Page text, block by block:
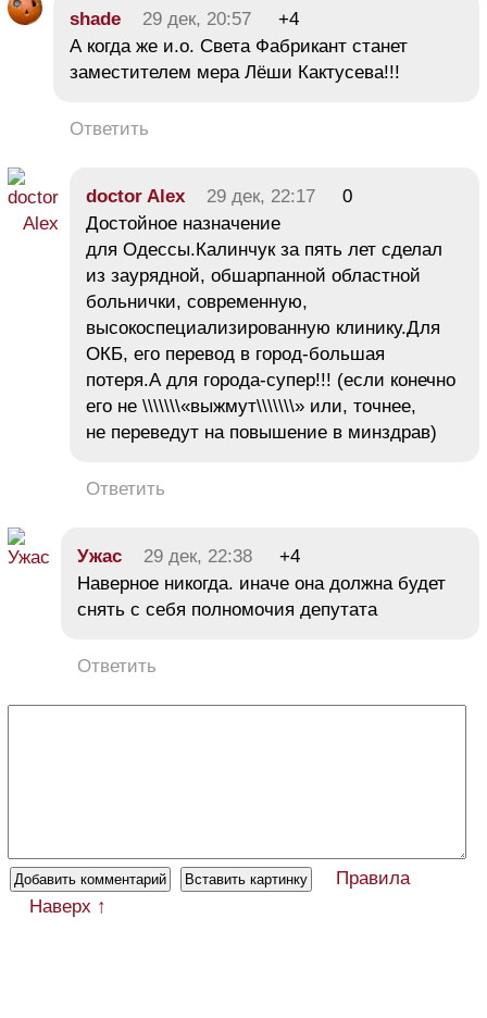
shade 29 дек, 20:57
+4
А когда же и.о. Света Фабрикант станет
заместителем мера Лёши Кактусева!!!
Ответить
doctor Alex 29 дек, 22:17
0
Достойное назначение
для Одессы.Калинчук за пять лет сделал
из заурядной, обшарпанной областной
больнички, современную,
высокоспециализированную клинику.Для
ОКБ, его перевод в город-большая
потеря.А для города-супер!!! (если конечно
его не \\\\\\\«выжмут\\\\\\\» или, точнее,
не переведут на повышение в минздрав)
Ответить
Ужас 29 дек, 22:38
+4
Наверное никогда. иначе она должна будет
снять с себя полномочия депутата
Ответить
Правила
Наверх ↑